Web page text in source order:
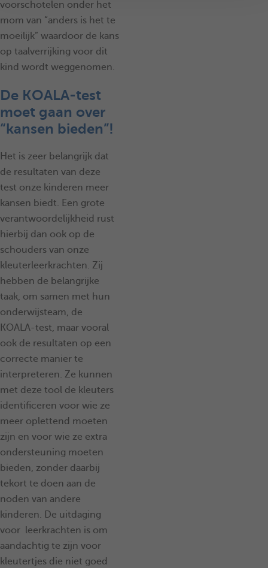
voorschotelen onder het
mom van “anders is het te
moeilijk” waardoor de kans
op taalverrijking voor dit
kind wordt weggenomen.
De KOALA-test
moet gaan over
“kansen bieden”!
Het is zeer belangrijk dat
de resultaten van deze
test onze kinderen meer
kansen biedt. Een grote
verantwoordelijkheid rust
hierbij dan ook op de
schouders van onze
kleuterleerkrachten. Zij
hebben de belangrijke
taak, om samen met hun
onderwijsteam, de
KOALA-test, maar vooral
ook de resultaten op een
correcte manier te
interpreteren. Ze kunnen
met deze tool de kleuters
identificeren voor wie ze
meer oplettend moeten
zijn en voor wie ze extra
ondersteuning moeten
bieden, zonder daarbij
tekort te doen aan de
noden van andere
kinderen. De uitdaging
voor leerkrachten is om
aandachtig te zijn voor
kleutertjes die niet goed